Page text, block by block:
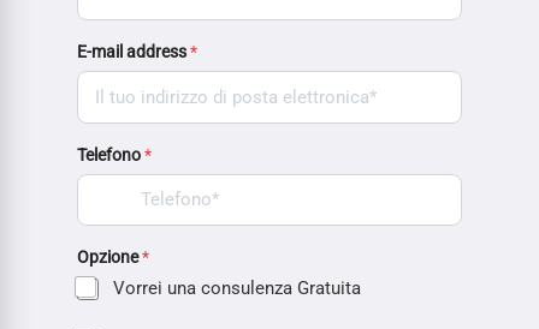
E-mail address*
Telefono*
Opzione*
Vorrei una consulenza Gratuita